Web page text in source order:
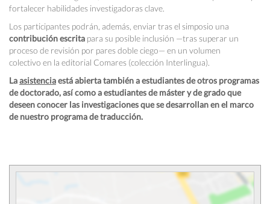
fortalecer habilidades investigadoras clave.
Los participantes podrán, además, enviar tras el simposio una
contribución escrita para su posible inclusión —tras superar un
proceso de revisión por pares doble ciego— en un volumen
colectivo en la editorial Comares (colección Interlingua).
Laasistenciaestá abierta también a estudiantes de otros programas
de doctorado, así como a estudiantes de máster y de grado que
deseen conocer las investigaciones que se desarrollan en el marco
de nuestro programa de traducción.